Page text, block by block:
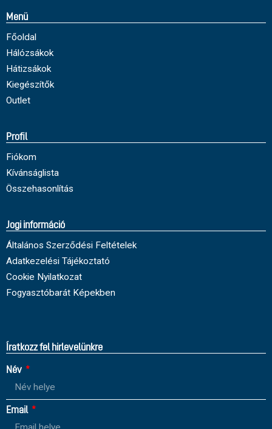
Menü
Főoldal
Hálózsákok
Hátizsákok
Kiegészítők
Outlet
Profil
Fiókom
Kívánságlista
Összehasonlítás
Jogi információ
Általános Szerződési Feltételek
Adatkezelési Tájékoztató
Cookie Nyilatkozat
Fogyasztóbarát Képekben
Íratkozz fel hirlevelünkre
Név
Email